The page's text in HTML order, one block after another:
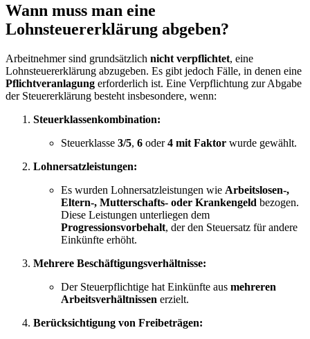
Wann muss man eine
Lohnsteuererklärung abgeben?
Arbeitnehmer sind grundsätzlich nicht verpflichtet, eine
Lohnsteuererklärung abzugeben. Es gibt jedoch Fälle, in denen eine
Pflichtveranlagung erforderlich ist. Eine Verpflichtung zur Abgabe
der Steuererklärung besteht insbesondere, wenn:
Steuerklassenkombination:
Steuerklasse 3/5, 6 oder4 mit Faktor wurde gewählt.
Lohnersatzleistungen:
Es wurden Lohnersatzleistungen wie Arbeitslosen-,
Eltern-, Mutterschafts- oder Krankengeld bezogen.
Diese Leistungen unterliegen dem
Progressionsvorbehalt, der den Steuersatz für andere
Einkünfte erhöht.
Mehrere Beschäftigungsverhältnisse:
Der Steuerpflichtige hat Einkünfte aus mehreren
Arbeitsverhältnissen erzielt.
Berücksichtigung von Freibeträgen: